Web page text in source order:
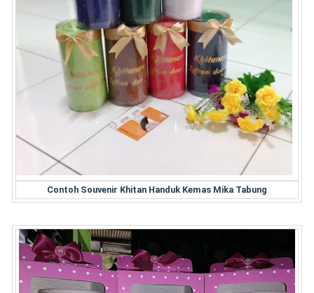
Contoh Souvenir Khitan Handuk Kemas Mika Tabung